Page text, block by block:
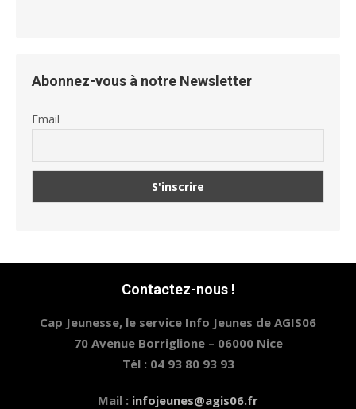
Abonnez-vous à notre Newsletter
Email
Contactez-nous !
Cap Jeunesse, le service Info Jeunes de AGIS06
70 Avenue Borriglione – 06000 Nice
Tél : 04 93 80 93 93
Mail : infojeunes@agis06.fr